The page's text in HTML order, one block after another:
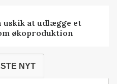
uskik at udlægge et
økoproduktion
NYT